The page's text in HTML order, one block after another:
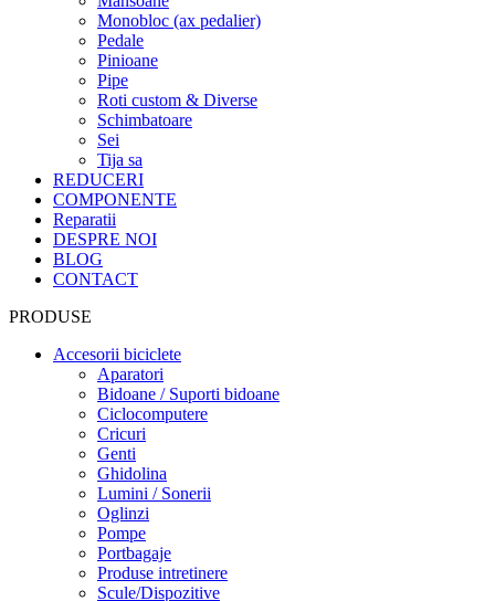
Monobloc (ax pedalier)
Pedale
Pinioane
Pipe
Roti custom & Diverse
Schimbatoare
Sei
Tija sa
REDUCERI
COMPONENTE
Reparatii
DESPRE NOI
BLOG
CONTACT
PRODUSE
Accesorii biciclete
Aparatori
Bidoane / Suporti bidoane
Ciclocomputere
Cricuri
Genti
Ghidolina
Lumini / Sonerii
Oglinzi
Pompe
Portbagaje
Produse intretinere
Scule/Dispozitive